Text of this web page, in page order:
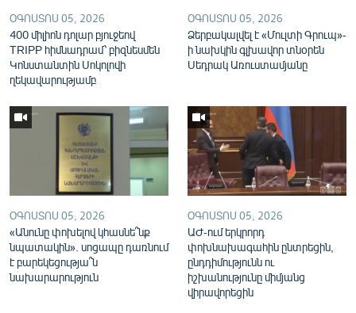
English
Русский
ՀԵՏԵՎԵՔ ՄԵԶ
«Ազատության» բոլոր կայքերը
ՕԳՈՍՏՈՍ 05, 2026
400 միլիոն դոլար բյուջեով
TRIPP հիմնադրամ՝ բիզնեսմեն
Կոնստանտին Սոկոլովի
ղեկավարությամբ
ՕԳՈՍՏՈՍ 05, 2026
Ձերբակալվել է «Մուլտի Գրուպ»-
ի նախկին գլխավոր տնօրեն
Սեդրակ Առուստամյանը
ՕԳՈՍՏՈՍ 05, 2026
«Անունը փոխելով կհասնե՞նք
նպատակին». սոցապը դառնում
է բարեկեցությա՞ն
նախարարություն
ՕԳՈՍՏՈՍ 05, 2026
ԱԺ-ում երկրորդ
փոխնախագահին ընտրեցին,
ընդդիմությունն ու
իշխանությունը միմյանց
վիրավորեցին